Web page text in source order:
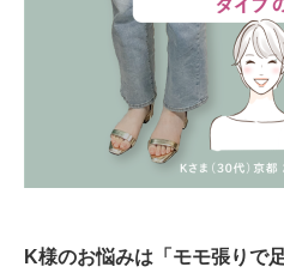
K様のお悩みは「モモ張りで